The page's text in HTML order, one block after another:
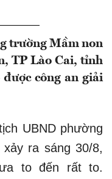
trường Mầm non
TP Lào Cai, tỉnh
công an giải
UBND phường
ra sáng 30/8,
to đến rất to.